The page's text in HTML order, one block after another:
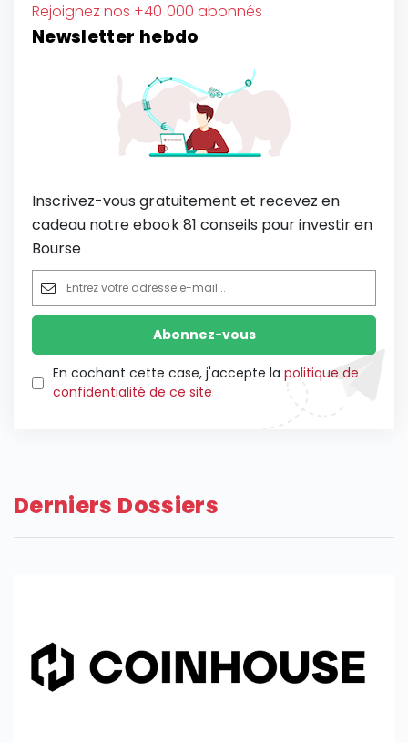
Rejoignez nos +40 000 abonnés
Newsletter hebdo
Inscrivez-vous gratuitement et recevez en
cadeau notre ebook 81 conseils pour investir en
Bourse
En cochant cette case, j'accepte la politique de
confidentialité de ce site
Derniers Dossiers